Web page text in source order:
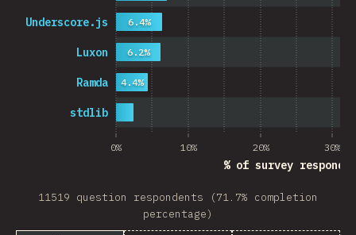
0% 10% 20% 30%
% of survey
stdlib
Ramda
Luxon
Underscore.js
4.4%
6.2%
6.4%
11519 question respondents (71.7% completion
percentage)